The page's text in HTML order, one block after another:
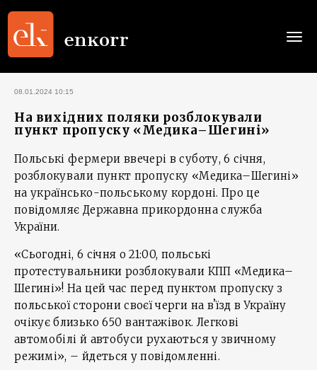
08.01.2024 10:15
На вихідних поляки розблокували
пункт пропуску «Медика–Шегині»
Польські фермери ввечері в суботу, 6 січня,
розблокували пункт пропуску «Медика–Шегині»
на українсько-польському кордоні. Про це
повідомляє Державна прикордонна служба
України.
«Сьогодні, 6 січня о 21:00, польські
протестувальники розблокували КПП «Медика–
Шегині»!️ На цей час перед пунктом пропуску з
польської сторони своєї черги на вʼїзд в Україну
очікує близько 650 вантажівок. Легкові
автомобілі й автобуси рухаються у звичному
режимі», – йдеться у повідомленні.